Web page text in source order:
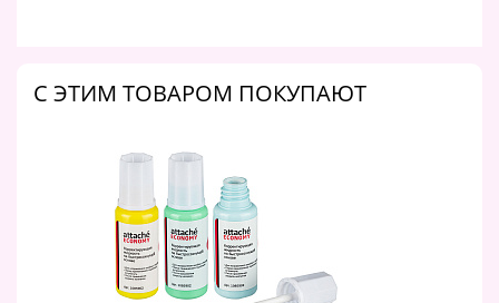
C ЭТИМ ТОВАРОМ ПОКУПАЮТ